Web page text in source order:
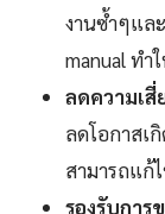
งานซ้ำๆแล
manual ทำ
ลดความเสี่
ลดโอกาสเ
สามารถแก้
รองรับการ